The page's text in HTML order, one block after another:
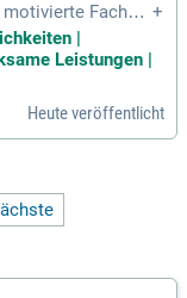
Fachkra
Brain Bank (Cod
befristet, eine
gehören histolo
Der ideale
ist mit moleku
Sie sich jetzt un
+
|
Leistungen |
Heute veröffentlicht